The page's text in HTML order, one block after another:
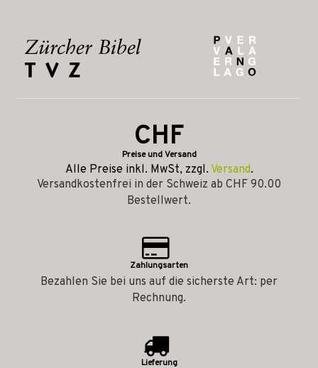
CHF
Preise und Versand
Alle Preise inkl. MwSt, zzgl. Versand.
Versandkostenfrei in der Schweiz ab CHF 90.00
Bestellwert.
Zahlungsarten
Bezahlen Sie bei uns auf die sicherste Art: per
Rechnung.
Lieferung